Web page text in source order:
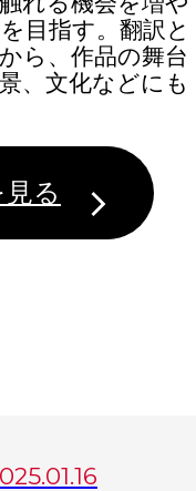
目指す。翻訳と
ら、作品の舞台
、文化などにも
る